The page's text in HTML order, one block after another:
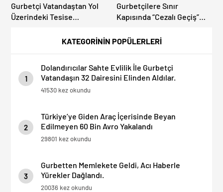
KATEGORİNİN POPÜLERLERİ
1
Dolandırıcılar Sahte Evlilik İle Gurbetçi
Vatandaşın 32 Dairesini Elinden Aldılar.
41530 kez okundu
2
Türkiye’ye Giden Araç İçerisinde Beyan
Edilmeyen 60 Bin Avro Yakalandı
29801 kez okundu
3
Gurbetten Memlekete Geldi, Acı Haberle
Yürekler Dağlandı.
20036 kez okundu
Gurbetçi Vatandaştan Yol
Üzerindeki Tesise
“Hesabınızı Mutlaka Kontrol
Gurbetçilere Sınır
Kapısında “Cezalı Geçiş”
Dışına Çıkamıyor!